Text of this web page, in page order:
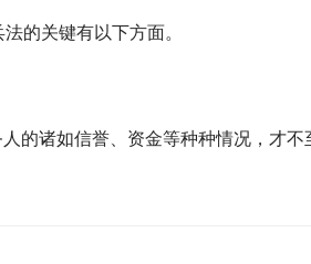
的关键有以下方面。
诸如信誉、资金等种种情况，才